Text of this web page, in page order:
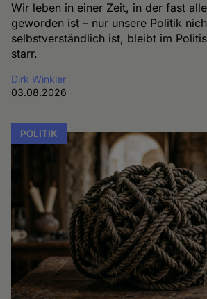
Wir leben in einer Zeit, in der fast
geworden ist – nur unsere Politik
selbstverständlich ist, bleibt im
starr.
Dirk Winkler
03.08.2026
POLITIK